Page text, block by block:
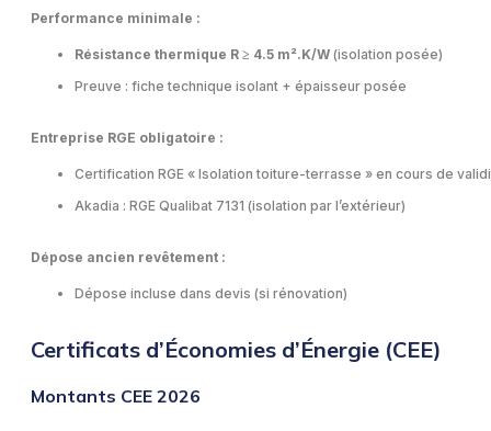
Performance minimale :
Résistance thermique R ≥ 4.5 m².K/W (isolation posée)
Preuve : fiche technique isolant + épaisseur posée
Entreprise RGE obligatoire :
Certification RGE « Isolation toiture-terrasse » en cours de
Akadia : RGE Qualibat 7131 (isolation par l’extérieur)
Dépose ancien revêtement :
Dépose incluse dans devis (si rénovation)
Certificats d’Économies d’Énergie (CEE)
Montants CEE 2026